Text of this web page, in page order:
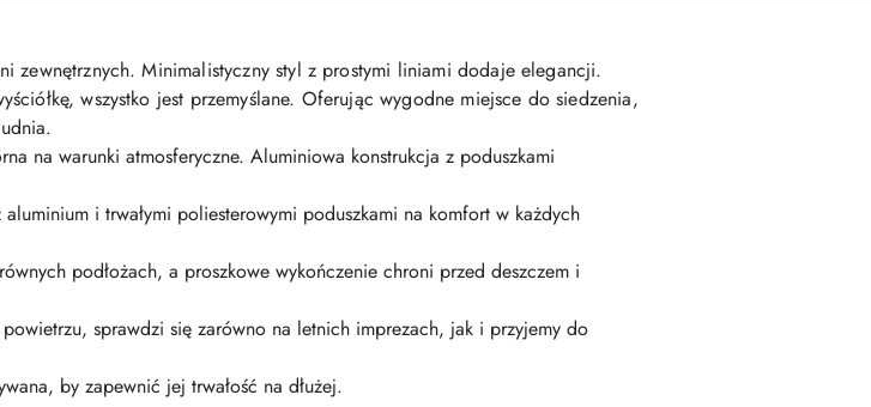
zewnętrznych. Minimalistyczny styl z prostymi liniami dodaje elegancji.
wszystko jest przemyślane. Oferując wygodne miejsce do siedzenia,
na warunki atmosferyczne. Aluminiowa konstrukcja z poduszkami
i trwałymi poliesterowymi poduszkami na komfort w każdych
podłożach, a proszkowe wykończenie chroni przed deszczem i
sprawdzi się zarówno na letnich imprezach, jak i przyjemy do
by zapewnić jej trwałość na dłużej.